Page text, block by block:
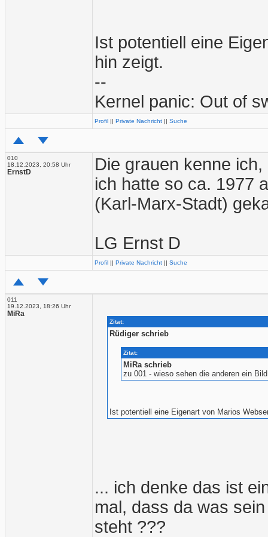
Ist potentiell eine
hin zeigt.
--
Kernel panic: Out of
Profil || Private Nachricht || Suche
010
18.12.2023, 20:58 Uhr
ErnstD
Die grauen kenne
ich hatte so ca. 1977
(Karl-Marx-Stadt)
LG Ernst D
Profil || Private Nachricht || Suche
011
19.12.2023, 18:26 Uhr
MiRa
Zitat:
Rüdiger schrieb
Zitat:
MiRa schrieb
zu 001 - wieso sehen die anderen ein
Ist potentiell eine Eigenart von Marios
... ich denke das ist
mal, dass da was
steht ???